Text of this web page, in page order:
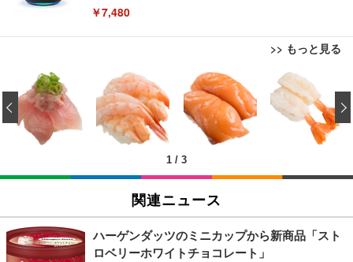
￥7,480
>> もっと見る
[EdoErgo] オフィスチェア 椅子 テレワーク 疲れな
い 跳ね上げ式アームレスト コンパクト 約105度ロッ
キング pc 事務椅子 360度回転 座面昇降 強化ナイロ
ン樹脂ベース 通気性メッシュ 在宅ワーク H-WY01
(黒網+黒枠+黒足)
￥5,699
SIHOO B100 オフィスチェア／デスクチェア メッシ
ュチェア 人間工学 疲れない ブラック
￥27,999
EIZO ビジネス向けプレミアムモニター | FlexScan
EV3240X-WT | 31.5型4K UHD・USB Type-C・ホワ
イト
￥105,595
EIZO ビジネス向けプレミアムモニター | FlexScan
￥109,572
Amazonベーシック ペットシーツ 薄型 レギュラー 1
回使い捨て 無香料 ホワイト 300枚
￥3,373
Amazonベーシック ペットシーツ 厚型 ワイド 42枚
x2袋(84枚) ホワイト(吸収面:ライトブルー)
￥3,234
1 / 3
‹
関連ニュース
ハーゲンダッツのミニカップから新商品「スト
ロベリーホワイトチョコレート」